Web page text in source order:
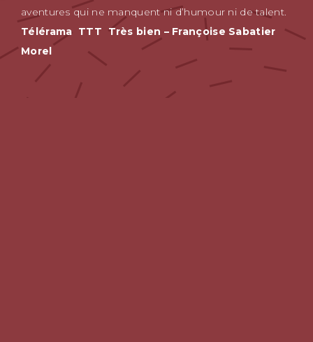
aventures qui ne manquent ni d’humour ni de talent.
Télérama TTT Très bien – Françoise Sabatier
Morel